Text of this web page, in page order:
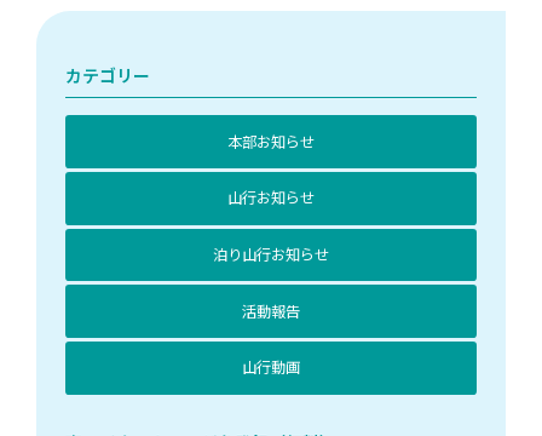
カテゴリー
本部お知らせ
山行お知らせ
泊り山行お知らせ
活動報告
山行動画